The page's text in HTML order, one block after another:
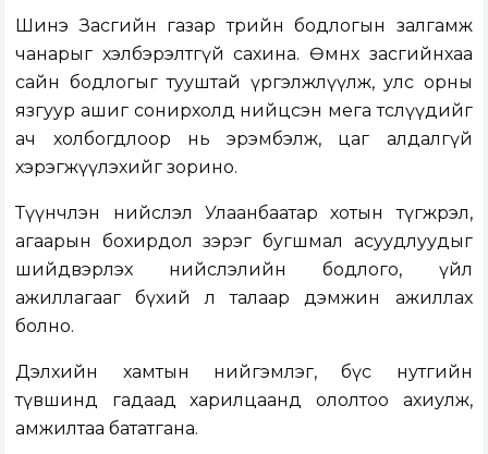
Шинэ Засгийн газар төрийн бодлогын залгамж
чанарыг хэлбэрэлтгүй сахина. Өмнөх засгийнхаа
сайн бодлогыг тууштай үргэлжлүүлж, улс орны
язгуур ашиг сонирхолд нийцсэн мега төслүүдийг
ач холбогдлоор нь эрэмбэлж, цаг алдалгүй
хэрэгжүүлэхийг зорино.
Түүнчлэн нийслэл Улаанбаатар хотын түгжрэл,
агаарын бохирдол зэрэг бугшмал асуудлуудыг
шийдвэрлэх нийслэлийн бодлого, үйл
ажиллагааг бүхий л талаар дэмжин ажиллах
болно.
Дэлхийн хамтын нийгэмлэг, бүс нутгийн
түвшинд гадаад харилцаанд ололтоо ахиулж,
амжилтаа бататгана.